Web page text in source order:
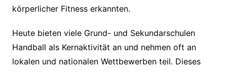
körperlicher Fitness erkannten.
Heute bieten viele Grund- und Sekundarschulen
Handball als Kernaktivität an und nehmen oft an
lokalen und nationalen Wettbewerben teil. Dieses